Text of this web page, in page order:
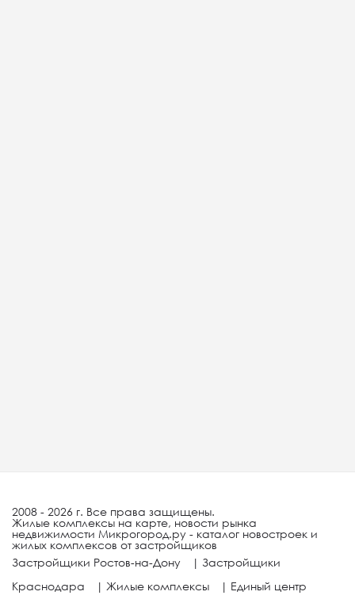
2008 - 2026 г. Все права защищены.
Жилые комплексы на карте, новости рынка
недвижимости Микрогород.ру - каталог новостроек и
жилых комплексов от застройщиков
Застройщики Ростов-на-Дону
| Застройщики
Краснодара
| Жилые комплексы | Единый центр